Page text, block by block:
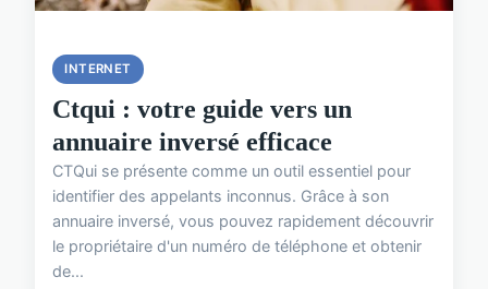
INTERNET
Ctqui : votre guide vers un
annuaire inversé efficace
CTQui se présente comme un outil essentiel pour
identifier des appelants inconnus. Grâce à son
annuaire inversé, vous pouvez rapidement découvrir
le propriétaire d'un numéro de téléphone et obtenir
de...